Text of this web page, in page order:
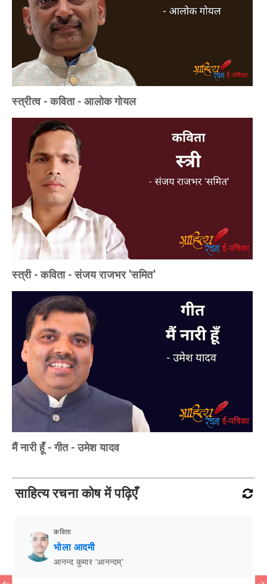
स्त्रीत्व - कविता - आलोक गोयल
स्त्री - कविता - संजय राजभर 'समित'
मैं नारी हूँ - गीत - उमेश यादव
साहित्य रचना कोष में पढ़िएँ
कविता
भोला आदमी
आनन्द कुमार 'आनन्दम्'